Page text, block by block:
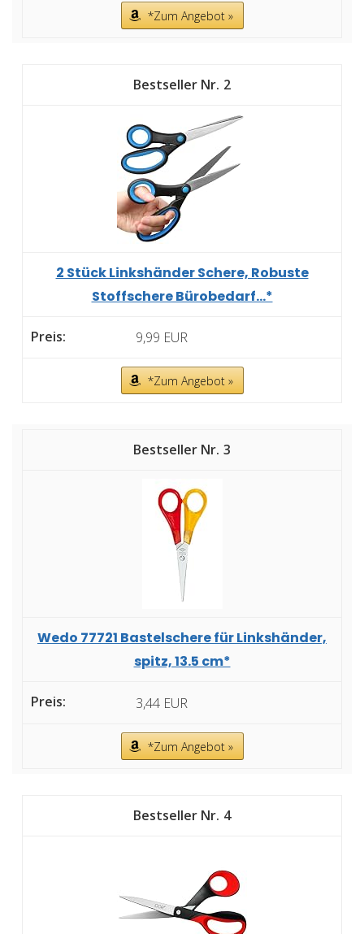
*Zum Angebot »
2
2 Stück Linkshänder Schere, Robuste
Stoffschere Bürobedarf...*
9,99 EUR
*Zum Angebot »
3
Wedo 77721 Bastelschere für Linkshänder,
spitz, 13.5 cm*
3,44 EUR
*Zum Angebot »
4